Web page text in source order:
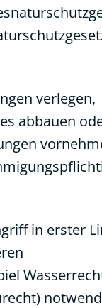
verlegen,
abbauen
in erster